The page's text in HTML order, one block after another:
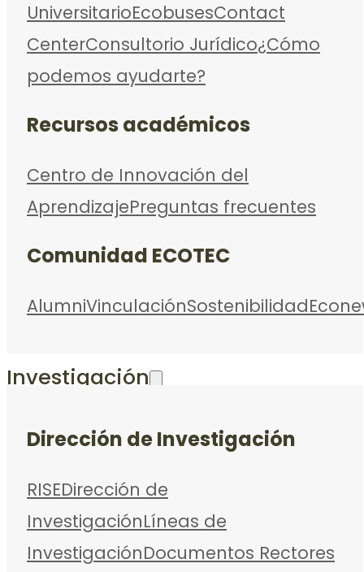
UniversitarioEcobusesContact
CenterConsultorio Jurídico¿Cómo
podemos ayudarte?
Recursos académicos
Centro de Innovación del
AprendizajePreguntas frecuentes
Comunidad ECOTEC
AlumniVinculaciónSostenibilidad
Investigación
Dirección de Investigación
RISEDirección de
InvestigaciónLíneas de
InvestigaciónDocumentos Rectores